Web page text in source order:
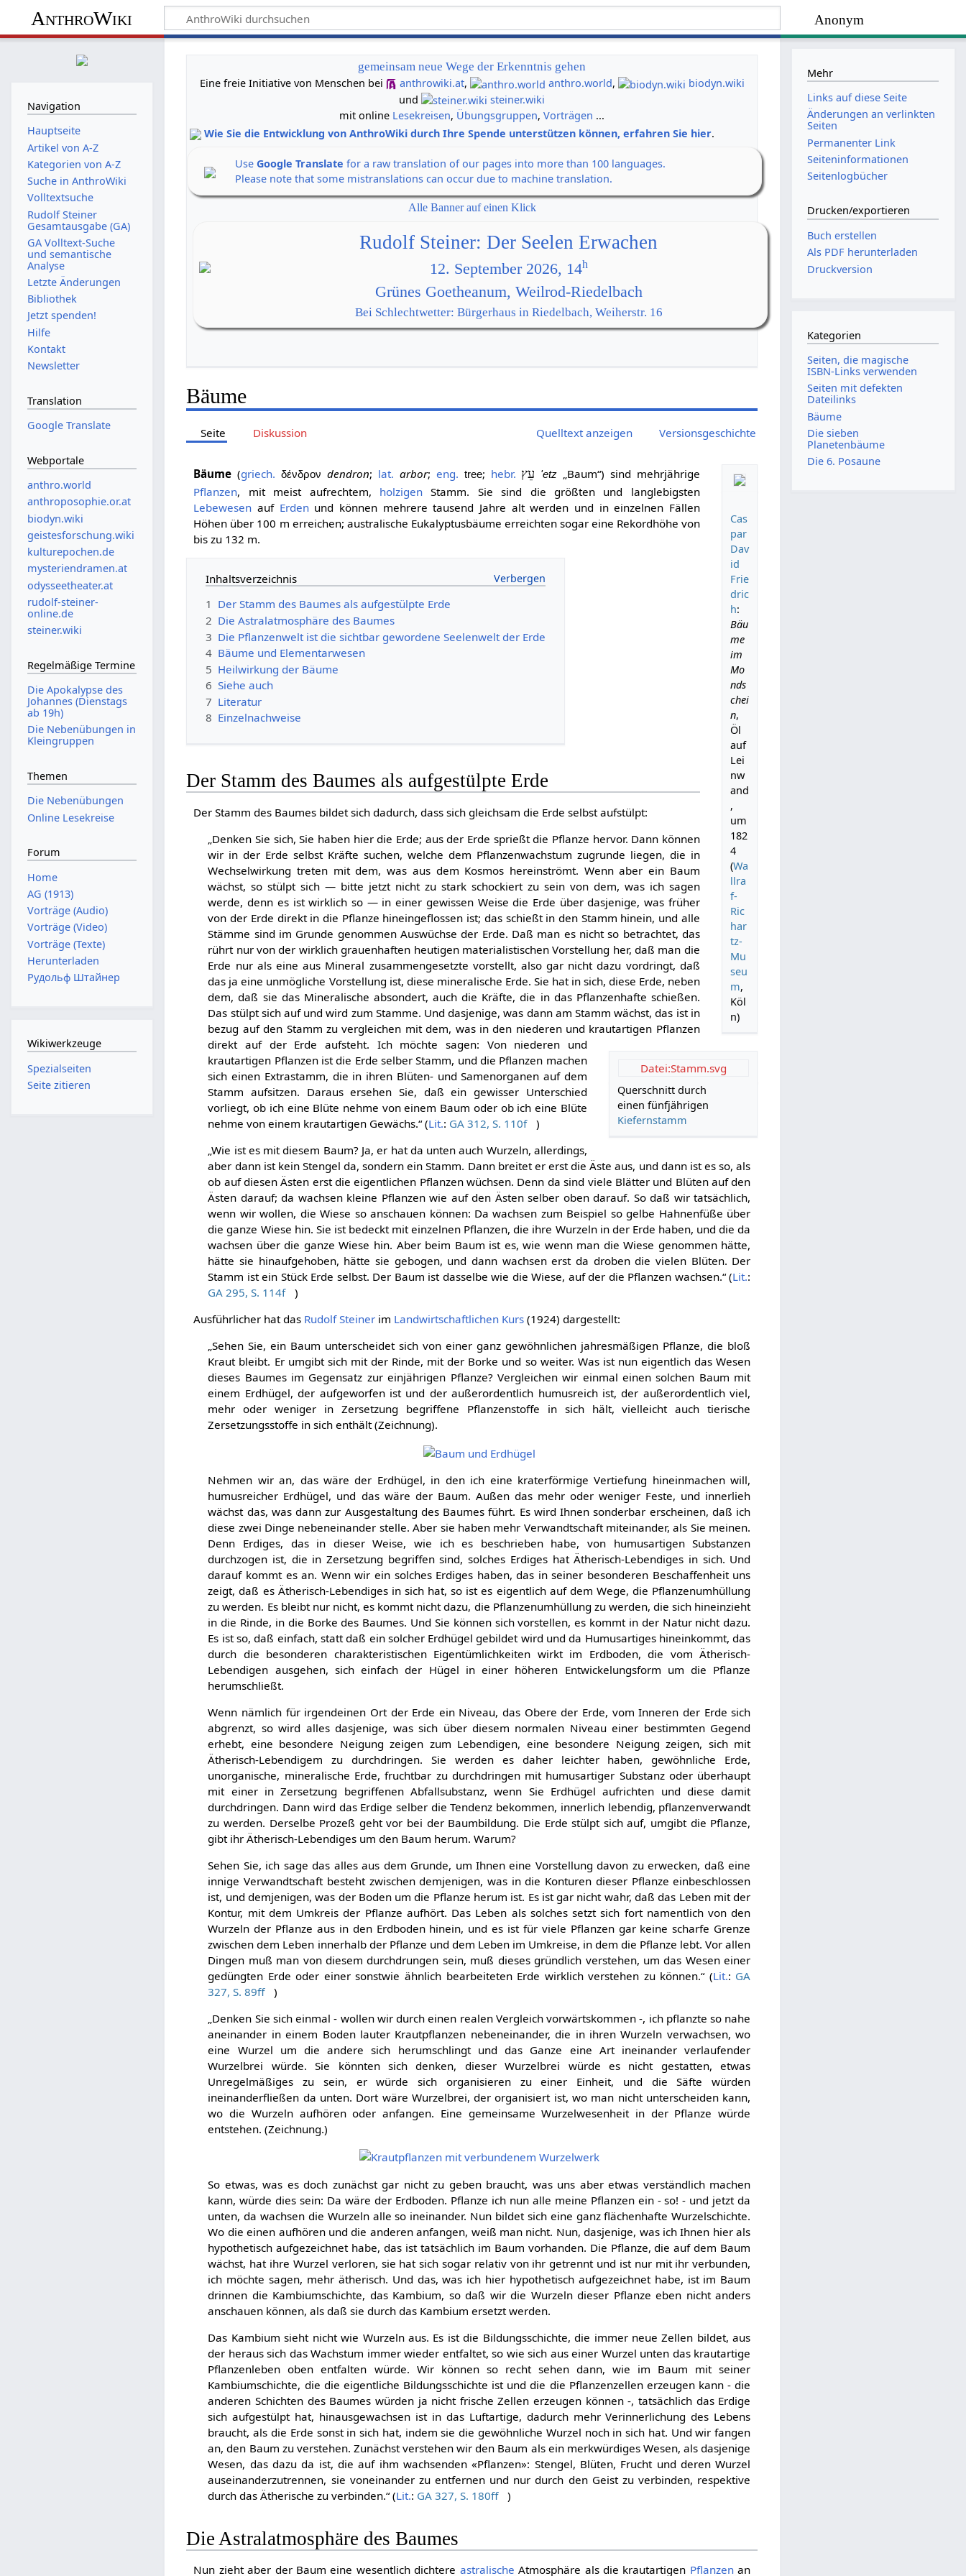
Anonym
AnthroWiki
gemeinsam neue Wege der Erkenntnis gehen
Eine freie Initiative von Menschen bei
anthrowiki.at, anthro.world,
biodyn.wiki
und
steiner.wiki
mit online Lesekreisen, Übungsgruppen,Vorträgen ...
Wie Sie die Entwicklung von AnthroWiki durch Ihre Spende unterstützen können, erfahren Sie hier.
UseGoogle Translate for a raw translation of our pages into more than 100 languages.
Please note that some mistranslations can occur due to machine translation.
Alle Banner auf einen Klick
Rudolf Steiner: Der Seelen Erwachen
12. September 2026, 14h
Grünes Goetheanum, Weilrod-Riedelbach
Bei Schlechtwetter: Bürgerhaus in Riedelbach, Weiherstr. 16
Bäume
Seite Diskussion Quelltext anzeigen Versionsgeschichte
Cas
par
Dav
id
Frie
dric
h:
Bäu
me
im
Mo
nds
chei
n,
Öl
auf
Lei
nw
and
,
um
182
4
(Wa
llra
f-
Ric
har
tz-
Mu
seu
m,
Köl
n)
Datei:Stamm.svg
Querschnitt durch
einen fünfjährigen
Kiefernstamm
Bäume (griech. δένδρον dendron; lat. arbor; eng. tree; hebr. עֵץ 'etz „Baum“) sind mehrjährige
Pflanzen, mit meist aufrechtem, holzigen Stamm. Sie sind die größten und langlebigsten
Lebewesen auf Erdenund können mehrere tausend Jahre alt werden und in einzelnen Fällen
Höhen über 100 m erreichen; australische Eukalyptusbäume erreichten sogar eine Rekordhöhe von
bis zu 132 m.
Inhaltsverzeichnis
1 Der Stamm des Baumes als aufgestülpte Erde
2 Die Astralatmosphäre des Baumes
3 Die Pflanzenwelt ist die sichtbar gewordene Seelenwelt der Erde
4 Bäume und Elementarwesen
5 Heilwirkung der Bäume
6 Siehe auch
7 Literatur
8 Einzelnachweise
Der Stamm des Baumes als aufgestülpte Erde
Der Stamm des Baumes bildet sich dadurch, dass sich gleichsam die Erde selbst aufstülpt:
„Denken Sie sich, Sie haben hier die Erde; aus der Erde sprießt die Pflanze hervor. Dann können
wir in der Erde selbst Kräfte suchen, welche dem Pflanzenwachstum zugrunde liegen, die in
Wechselwirkung treten mit dem, was aus dem Kosmos hereinströmt. Wenn aber ein Baum
wächst, so stülpt sich — bitte jetzt nicht zu stark schockiert zu sein von dem, was ich sagen
werde, denn es ist wirklich so — in einer gewissen Weise die Erde über dasjenige, was früher
von der Erde direkt in die Pflanze hineingeflossen ist; das schießt in den Stamm hinein, und alle
Stämme sind im Grunde genommen Auswüchse der Erde. Daß man es nicht so betrachtet, das
rührt nur von der wirklich grauenhaften heutigen materialistischen Vorstellung her, daß man die
Erde nur als eine aus Mineral zusammengesetzte vorstellt, also gar nicht dazu vordringt, daß
das ja eine unmögliche Vorstellung ist, diese mineralische Erde. Sie hat in sich, diese Erde, neben
dem, daß sie das Mineralische absondert, auch die Kräfte, die in das Pflanzenhafte schießen.
Das stülpt sich auf und wird zum Stamme. Und dasjenige, was dann am Stamm wächst, das ist in
bezug auf den Stamm zu vergleichen mit dem, was in den niederen und krautartigen Pflanzen
direkt auf der Erde aufsteht. Ich möchte sagen: Von niederen und
krautartigen Pflanzen ist die Erde selber Stamm, und die Pflanzen machen
sich einen Extrastamm, die in ihren Blüten- und Samenorganen auf dem
Stamm aufsitzen. Daraus ersehen Sie, daß ein gewisser Unterschied
vorliegt, ob ich eine Blüte nehme von einem Baum oder ob ich eine Blüte
nehme von einem krautartigen Gewächs.“ (Lit.: GA 312, S. 110f
)
„Wie ist es mit diesem Baum? Ja, er hat da unten auch Wurzeln, allerdings,
aber dann ist kein Stengel da, sondern ein Stamm. Dann breitet er erst die Äste aus, und dann ist es so, als
ob auf diesen Ästen erst die eigentlichen Pflanzen wüchsen. Denn da sind viele Blätter und Blüten auf den
Ästen darauf; da wachsen kleine Pflanzen wie auf den Ästen selber oben darauf. So daß wir tatsächlich,
wenn wir wollen, die Wiese so anschauen können: Da wachsen zum Beispiel so gelbe Hahnenfüße über
die ganze Wiese hin. Sie ist bedeckt mit einzelnen Pflanzen, die ihre Wurzeln in der Erde haben, und die da
wachsen über die ganze Wiese hin. Aber beim Baum ist es, wie wenn man die Wiese genommen hätte,
hätte sie hinaufgehoben, hätte sie gebogen, und dann wachsen erst da droben die vielen Blüten. Der
Stamm ist ein Stück Erde selbst. Der Baum ist dasselbe wie die Wiese, auf der die Pflanzen wachsen.“ (Lit.:
GA 295, S. 114f
)
Ausführlicher hat das Rudolf Steiner im Landwirtschaftlichen Kurs (1924) dargestellt:
„Sehen Sie, ein Baum unterscheidet sich von einer ganz gewöhnlichen jahresmäßigen Pflanze, die bloß
Kraut bleibt. Er umgibt sich mit der Rinde, mit der Borke und so weiter. Was ist nun eigentlich das Wesen
dieses Baumes im Gegensatz zur einjährigen Pflanze? Vergleichen wir einmal einen solchen Baum mit
einem Erdhügel, der aufgeworfen ist und der außerordentlich humusreich ist, der außerordentlich viel,
mehr oder weniger in Zersetzung begriffene Pflanzenstoffe in sich hält, vielleicht auch tierische
Zersetzungsstoffe in sich enthält (Zeichnung).
Nehmen wir an, das wäre der Erdhügel, in den ich eine kraterförmige Vertiefung hineinmachen will,
humusreicher Erdhügel, und das wäre der Baum. Außen das mehr oder weniger Feste, und innerlieh
wächst das, was dann zur Ausgestaltung des Baumes führt. Es wird Ihnen sonderbar erscheinen, daß ich
diese zwei Dinge nebeneinander stelle. Aber sie haben mehr Verwandtschaft miteinander, als Sie meinen.
Denn Erdiges, das in dieser Weise, wie ich es beschrieben habe, von humusartigen Substanzen
durchzogen ist, die in Zersetzung begriffen sind, solches Erdiges hat Ätherisch-Lebendiges in sich. Und
darauf kommt es an. Wenn wir ein solches Erdiges haben, das in seiner besonderen Beschaffenheit uns
zeigt, daß es Ätherisch-Lebendiges in sich hat, so ist es eigentlich auf dem Wege, die Pflanzenumhüllung
zu werden. Es bleibt nur nicht, es kommt nicht dazu, die Pflanzenumhüllung zu werden, die sich hineinzieht
in die Rinde, in die Borke des Baumes. Und Sie können sich vorstellen, es kommt in der Natur nicht dazu.
Es ist so, daß einfach, statt daß ein solcher Erdhügel gebildet wird und da Humusartiges hineinkommt, das
durch die besonderen charakteristischen Eigentümlichkeiten wirkt im Erdboden, die vom Ätherisch-
Lebendigen ausgehen, sich einfach der Hügel in einer höheren Entwickelungsform um die Pflanze
herumschließt.
Wenn nämlich für irgendeinen Ort der Erde ein Niveau, das Obere der Erde, vom Inneren der Erde sich
abgrenzt, so wird alles dasjenige, was sich über diesem normalen Niveau einer bestimmten Gegend
erhebt, eine besondere Neigung zeigen zum Lebendigen, eine besondere Neigung zeigen, sich mit
Ätherisch-Lebendigem zu durchdringen. Sie werden es daher leichter haben, gewöhnliche Erde,
unorganische, mineralische Erde, fruchtbar zu durchdringen mit humusartiger Substanz oder überhaupt
mit einer in Zersetzung begriffenen Abfallsubstanz, wenn Sie Erdhügel aufrichten und diese damit
durchdringen. Dann wird das Erdige selber die Tendenz bekommen, innerlich lebendig, pflanzenverwandt
zu werden. Derselbe Prozeß geht vor bei der Baumbildung. Die Erde stülpt sich auf, umgibt die Pflanze,
gibt ihr Ätherisch-Lebendiges um den Baum herum. Warum?
Sehen Sie, ich sage das alles aus dem Grunde, um Ihnen eine Vorstellung davon zu erwecken, daß eine
innige Verwandtschaft besteht zwischen demjenigen, was in die Konturen dieser Pflanze einbeschlossen
ist, und demjenigen, was der Boden um die Pflanze herum ist. Es ist gar nicht wahr, daß das Leben mit der
Kontur, mit dem Umkreis der Pflanze aufhört. Das Leben als solches setzt sich fort namentlich von den
Wurzeln der Pflanze aus in den Erdboden hinein, und es ist für viele Pflanzen gar keine scharfe Grenze
zwischen dem Leben innerhalb der Pflanze und dem Leben im Umkreise, in dem die Pflanze lebt. Vor allen
Dingen muß man von diesem durchdrungen sein, muß dieses gründlich verstehen, um das Wesen einer
gedüngten Erde oder einer sonstwie ähnlich bearbeiteten Erde wirklich verstehen zu können.“ (Lit.: GA
327, S. 89ff
)
„Denken Sie sich einmal - wollen wir durch einen realen Vergleich vorwärtskommen -, ich pflanzte so nahe
aneinander in einem Boden lauter Krautpflanzen nebeneinander, die in ihren Wurzeln verwachsen, wo
eine Wurzel um die andere sich herumschlingt und das Ganze eine Art ineinander verlaufender
Wurzelbrei würde. Sie könnten sich denken, dieser Wurzelbrei würde es nicht gestatten, etwas
Unregelmäßiges zu sein, er würde sich organisieren zu einer Einheit, und die Säfte würden
ineinanderfließen da unten. Dort wäre Wurzelbrei, der organisiert ist, wo man nicht unterscheiden kann,
wo die Wurzeln aufhören oder anfangen. Eine gemeinsame Wurzelwesenheit in der Pflanze würde
entstehen. (Zeichnung.)
So etwas, was es doch zunächst gar nicht zu geben braucht, was uns aber etwas verständlich machen
kann, würde dies sein: Da wäre der Erdboden. Pflanze ich nun alle meine Pflanzen ein - so! - und jetzt da
unten, da wachsen die Wurzeln alle so ineinander. Nun bildet sich eine ganz flächenhafte Wurzelschichte.
Wo die einen aufhören und die anderen anfangen, weiß man nicht. Nun, dasjenige, was ich Ihnen hier als
hypothetisch aufgezeichnet habe, das ist tatsächlich im Baum vorhanden. Die Pflanze, die auf dem Baum
wächst, hat ihre Wurzel verloren, sie hat sich sogar relativ von ihr getrennt und ist nur mit ihr verbunden,
ich möchte sagen, mehr ätherisch. Und das, was ich hier hypothetisch aufgezeichnet habe, ist im Baum
drinnen die Kambiumschichte, das Kambium, so daß wir die Wurzeln dieser Pflanze eben nicht anders
anschauen können, als daß sie durch das Kambium ersetzt werden.
Das Kambium sieht nicht wie Wurzeln aus. Es ist die Bildungsschichte, die immer neue Zellen bildet, aus
der heraus sich das Wachstum immer wieder entfaltet, so wie sich aus einer Wurzel unten das krautartige
Pflanzenleben oben entfalten würde. Wir können so recht sehen dann, wie im Baum mit seiner
Kambiumschichte, die die eigentliche Bildungsschichte ist und die die Pflanzenzellen erzeugen kann - die
anderen Schichten des Baumes würden ja nicht frische Zellen erzeugen können -, tatsächlich das Erdige
sich aufgestülpt hat, hinausgewachsen ist in das Luftartige, dadurch mehr Verinnerlichung des Lebens
braucht, als die Erde sonst in sich hat, indem sie die gewöhnliche Wurzel noch in sich hat. Und wir fangen
an, den Baum zu verstehen. Zunächst verstehen wir den Baum als ein merkwürdiges Wesen, als dasjenige
Wesen, das dazu da ist, die auf ihm wachsenden «Pflanzen»: Stengel, Blüten, Frucht und deren Wurzel
auseinanderzutrennen, sie voneinander zu entfernen und nur durch den Geist zu verbinden, respektive
durch das Ätherische zu verbinden.“ (Lit.: GA 327, S. 180ff )
Die Astralatmosphäre des Baumes
Nun zieht aber der Baum eine wesentlich dichtere astralische Atmosphäre als die krautartigen Pflanzenan
Navigation
Hauptseite
Artikel von A-Z
Kategorien von A-Z
Suche in AnthroWiki
Volltextsuche
Rudolf Steiner
Gesamtausgabe (GA)
GA Volltext-Suche
und semantische
Analyse
Letzte Änderungen
Bibliothek
Jetzt spenden!
Hilfe
Kontakt
Newsletter
Translation
Google Translate
Webportale
anthro.world
anthroposophie.or.at
biodyn.wiki
geistesforschung.wiki
kulturepochen.de
mysteriendramen.at
odysseetheater.at
rudolf-steiner-
online.de
steiner.wiki
Regelmäßige Termine
Die Apokalypse des
Johannes (Dienstags
ab 19h)
Die Nebenübungen in
Kleingruppen
Themen
Die Nebenübungen
Online Lesekreise
Forum
Home
AG (1913)
Vorträge (Audio)
Vorträge (Video)
Vorträge (Texte)
Herunterladen
Рудольф Штайнер
Wikiwerkzeuge
Spezialseiten
Seite zitieren
Mehr
Links auf diese Seite
Änderungen an verlinkten
Seiten
Permanenter Link
Seiten­­informationen
Seitenlogbücher
Drucken/­exportieren
Buch erstellen
Als PDF herunterladen
Druckversion
Kategorien
Seiten, die magische
ISBN-Links verwenden
Seiten mit defekten
Dateilinks
Bäume
Die sieben
Planetenbäume
Die 6. Posaune